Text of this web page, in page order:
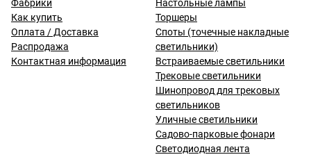
Фабрики
Как купить
Оплата / Доставка
Распродажа
Контактная информация
Настольные лампы
Торшеры
Споты (точечные накладные
светильники)
Встраиваемые светильники
Трековые светильники
Шинопровод для трековых
светильников
Уличные светильники
Садово-парковые фонари
Светодиодная лента